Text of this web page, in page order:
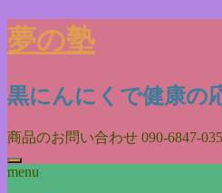
Skip
to
content
夢の塾
黒にんにくで健康の
商品のお問い合わせ 090-6847-
menu